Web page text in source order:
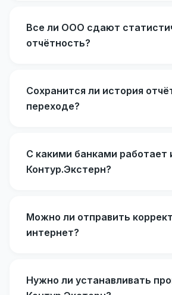
Все ли ООО сдают
отчётность?
Сохранится ли история
переходе?
С какими банками работает
Контур.Экстерн?
Можно ли отправить
интернет?
Нужно ли устанавливать